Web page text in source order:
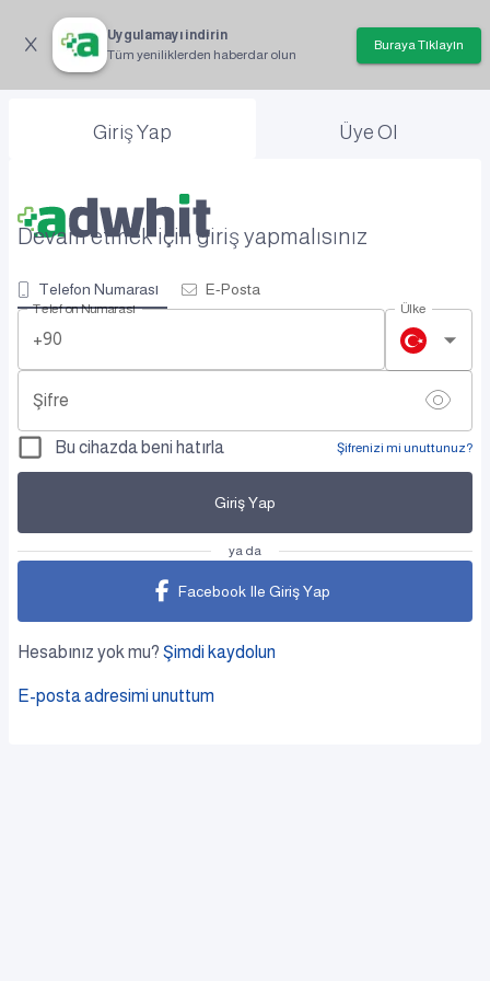
Uygulamayı indirin
Tüm yeniliklerden haberdar olun
Buraya Tıklayın
Giriş Yap Üye Ol
Devam etmek için giriş yapmalısınız
Telefon Numarası E-Posta
Telefon Numarası
+90
Ülke
Şifre
Bu cihazda beni hatırla Şifrenizi mi unuttunuz?
Giriş Yap
ya da
Facebook Ile Giriş Yap
Hesabınız yok mu? Şimdi kaydolun
E-posta adresimi unuttum